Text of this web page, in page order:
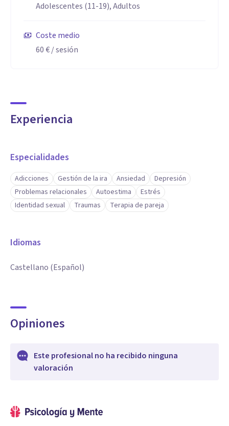
Adolescentes (11-19), Adultos
Coste medio
60 €/ sesión
Experiencia
Especialidades
Adicciones Gestión de la ira Ansiedad
Depresión
Problemas relacionales
Autoestima
Estrés
Identidad sexual
Traumas Terapia de pareja
Idiomas
Castellano (Español)
Opiniones
Este profesional no ha recibido ninguna
valoración